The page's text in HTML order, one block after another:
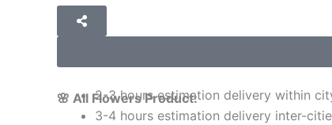
🌸 All Flowers Product:
2-3 hours estimation delivery within
3-4 hours estimation delivery inter-